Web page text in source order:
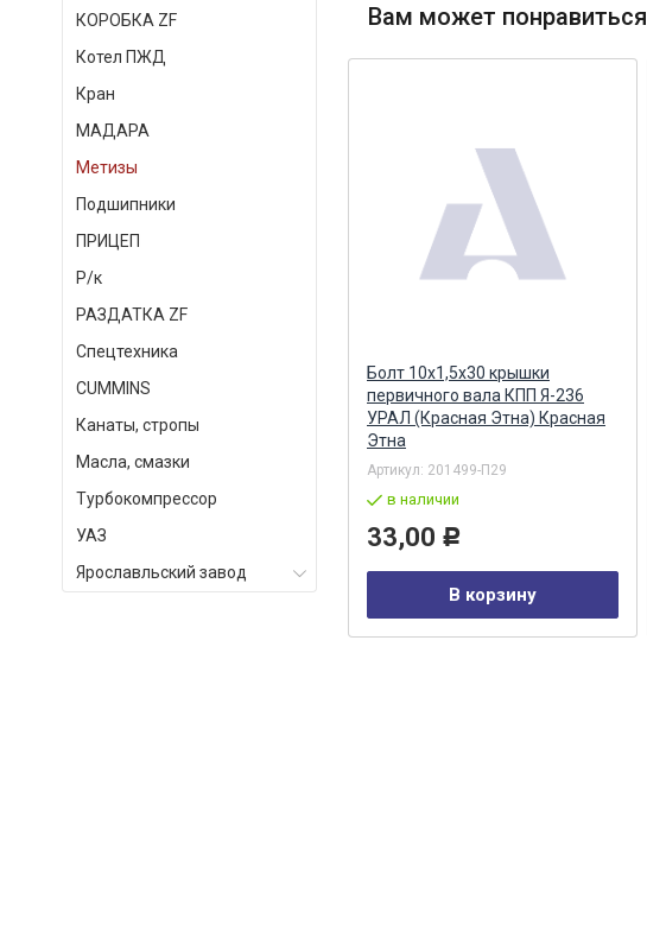
КОРОБКА ZF
Котел ПЖД
Кран
МАДАРА
Метизы
Подшипники
ПРИЦЕП
Р/к
РАЗДАТКА ZF
Спецтехника
СUMMINS
Канаты, стропы
Масла, смазки
Турбокомпрессор
УАЗ
Ярославльский завод
Вам может понравиться
впуск. коллектора, ролика
ремня (БелЗАН) БелЗАН АО
Артикул:1/59718/21
в наличии
50,00
В корзину
Болт 10х1,5х30 крышки
первичного вала КПП Я-236
УРАЛ (Красная Этна) Красная
Этна
Артикул: 201499-П29
в наличии
33,00 Р
В корзину